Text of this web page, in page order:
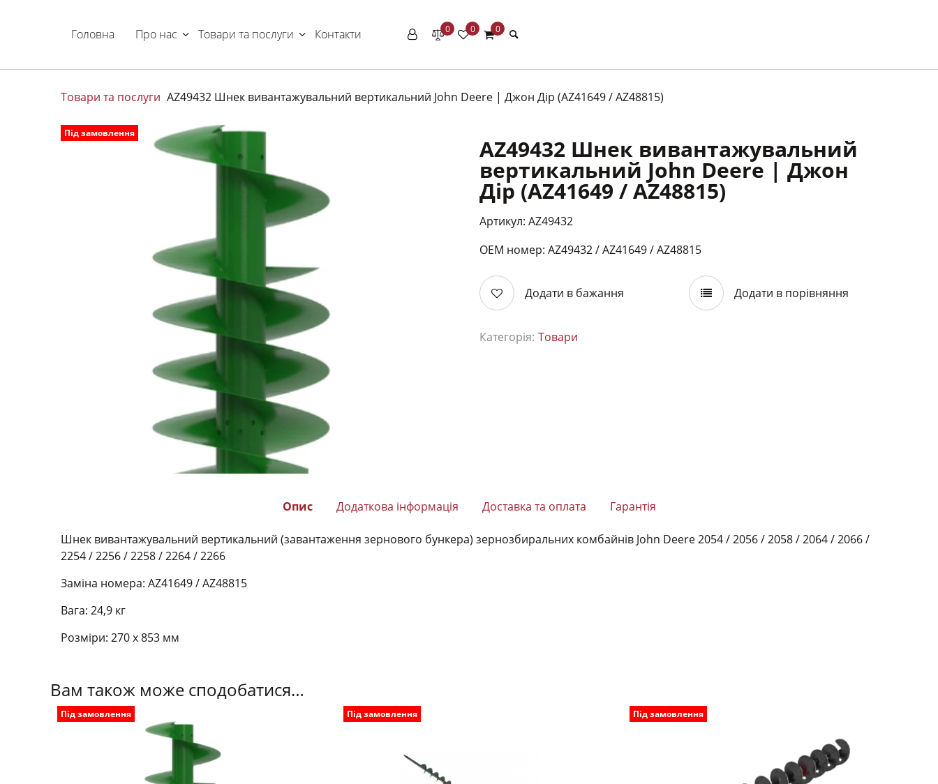
Головна Про нас Товари та послуги Контакти 0 0 0
Товари та послуги AZ49432 Шнек вивантажувальний вертикальний John Deere | Джон Дір (AZ41649 / AZ48815)
Під замовлення
AZ49432 Шнек вивантажувальний
вертикальний John Deere | Джон
Дір (AZ41649 / AZ48815)
Артикул: AZ49432
ОЕМ номер: AZ49432 / AZ41649 / AZ48815
Додати в бажання Додати в порівняння
Категорія: Товари
Опис Додаткова інформація Доставка та оплата Гарантія
Шнек вивантажувальний вертикальний (завантаження зернового бункера) зернозбиральних комбайнів John Deere 2054 / 2056 / 2058 / 2064 / 2066 /
2254 / 2256 / 2258 / 2264 / 2266
Заміна номера: AZ41649 / AZ48815
Вага: 24,9 кг
Розміри: 270 х 853 мм
Вам також може сподобатися…
Під замовлення Під замовлення Під замовлення